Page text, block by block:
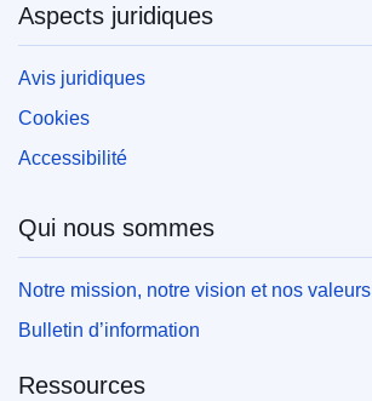
Aspects juridiques
Avis juridiques
Cookies
Accessibilité
Qui nous sommes
Notre mission, notre vision et nos valeurs
Bulletin d’information
Ressources